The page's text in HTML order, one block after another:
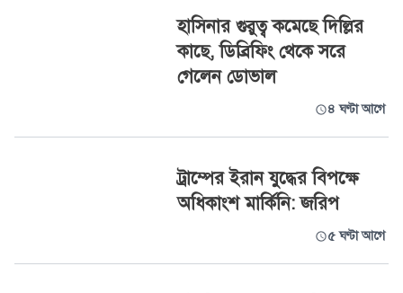
হাসিনার গুরুত্ব কমেছে দিল্লির
কাছে, ডিব্রিফিং থেকে সরে
গেলেন ডোভাল
৪ ঘণ্টা আগে
ট্রাম্পের ইরান যুদ্ধের বিপক্ষে
অধিকাংশ মার্কিনি: জরিপ
৫ ঘণ্টা আগে